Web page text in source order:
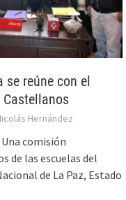
reúne con el
Hernández
Una comisión
de las escuelas del
de La Paz, Estado